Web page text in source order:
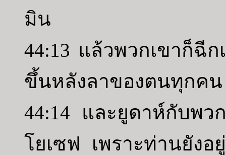
มิน
44:13 แล้วพวกเขาก็ฉี
ขึ้นหลังลาของตนทุกค
44:14 และยูดาห์กับพว
โยเซฟ เพราะท่านยัง